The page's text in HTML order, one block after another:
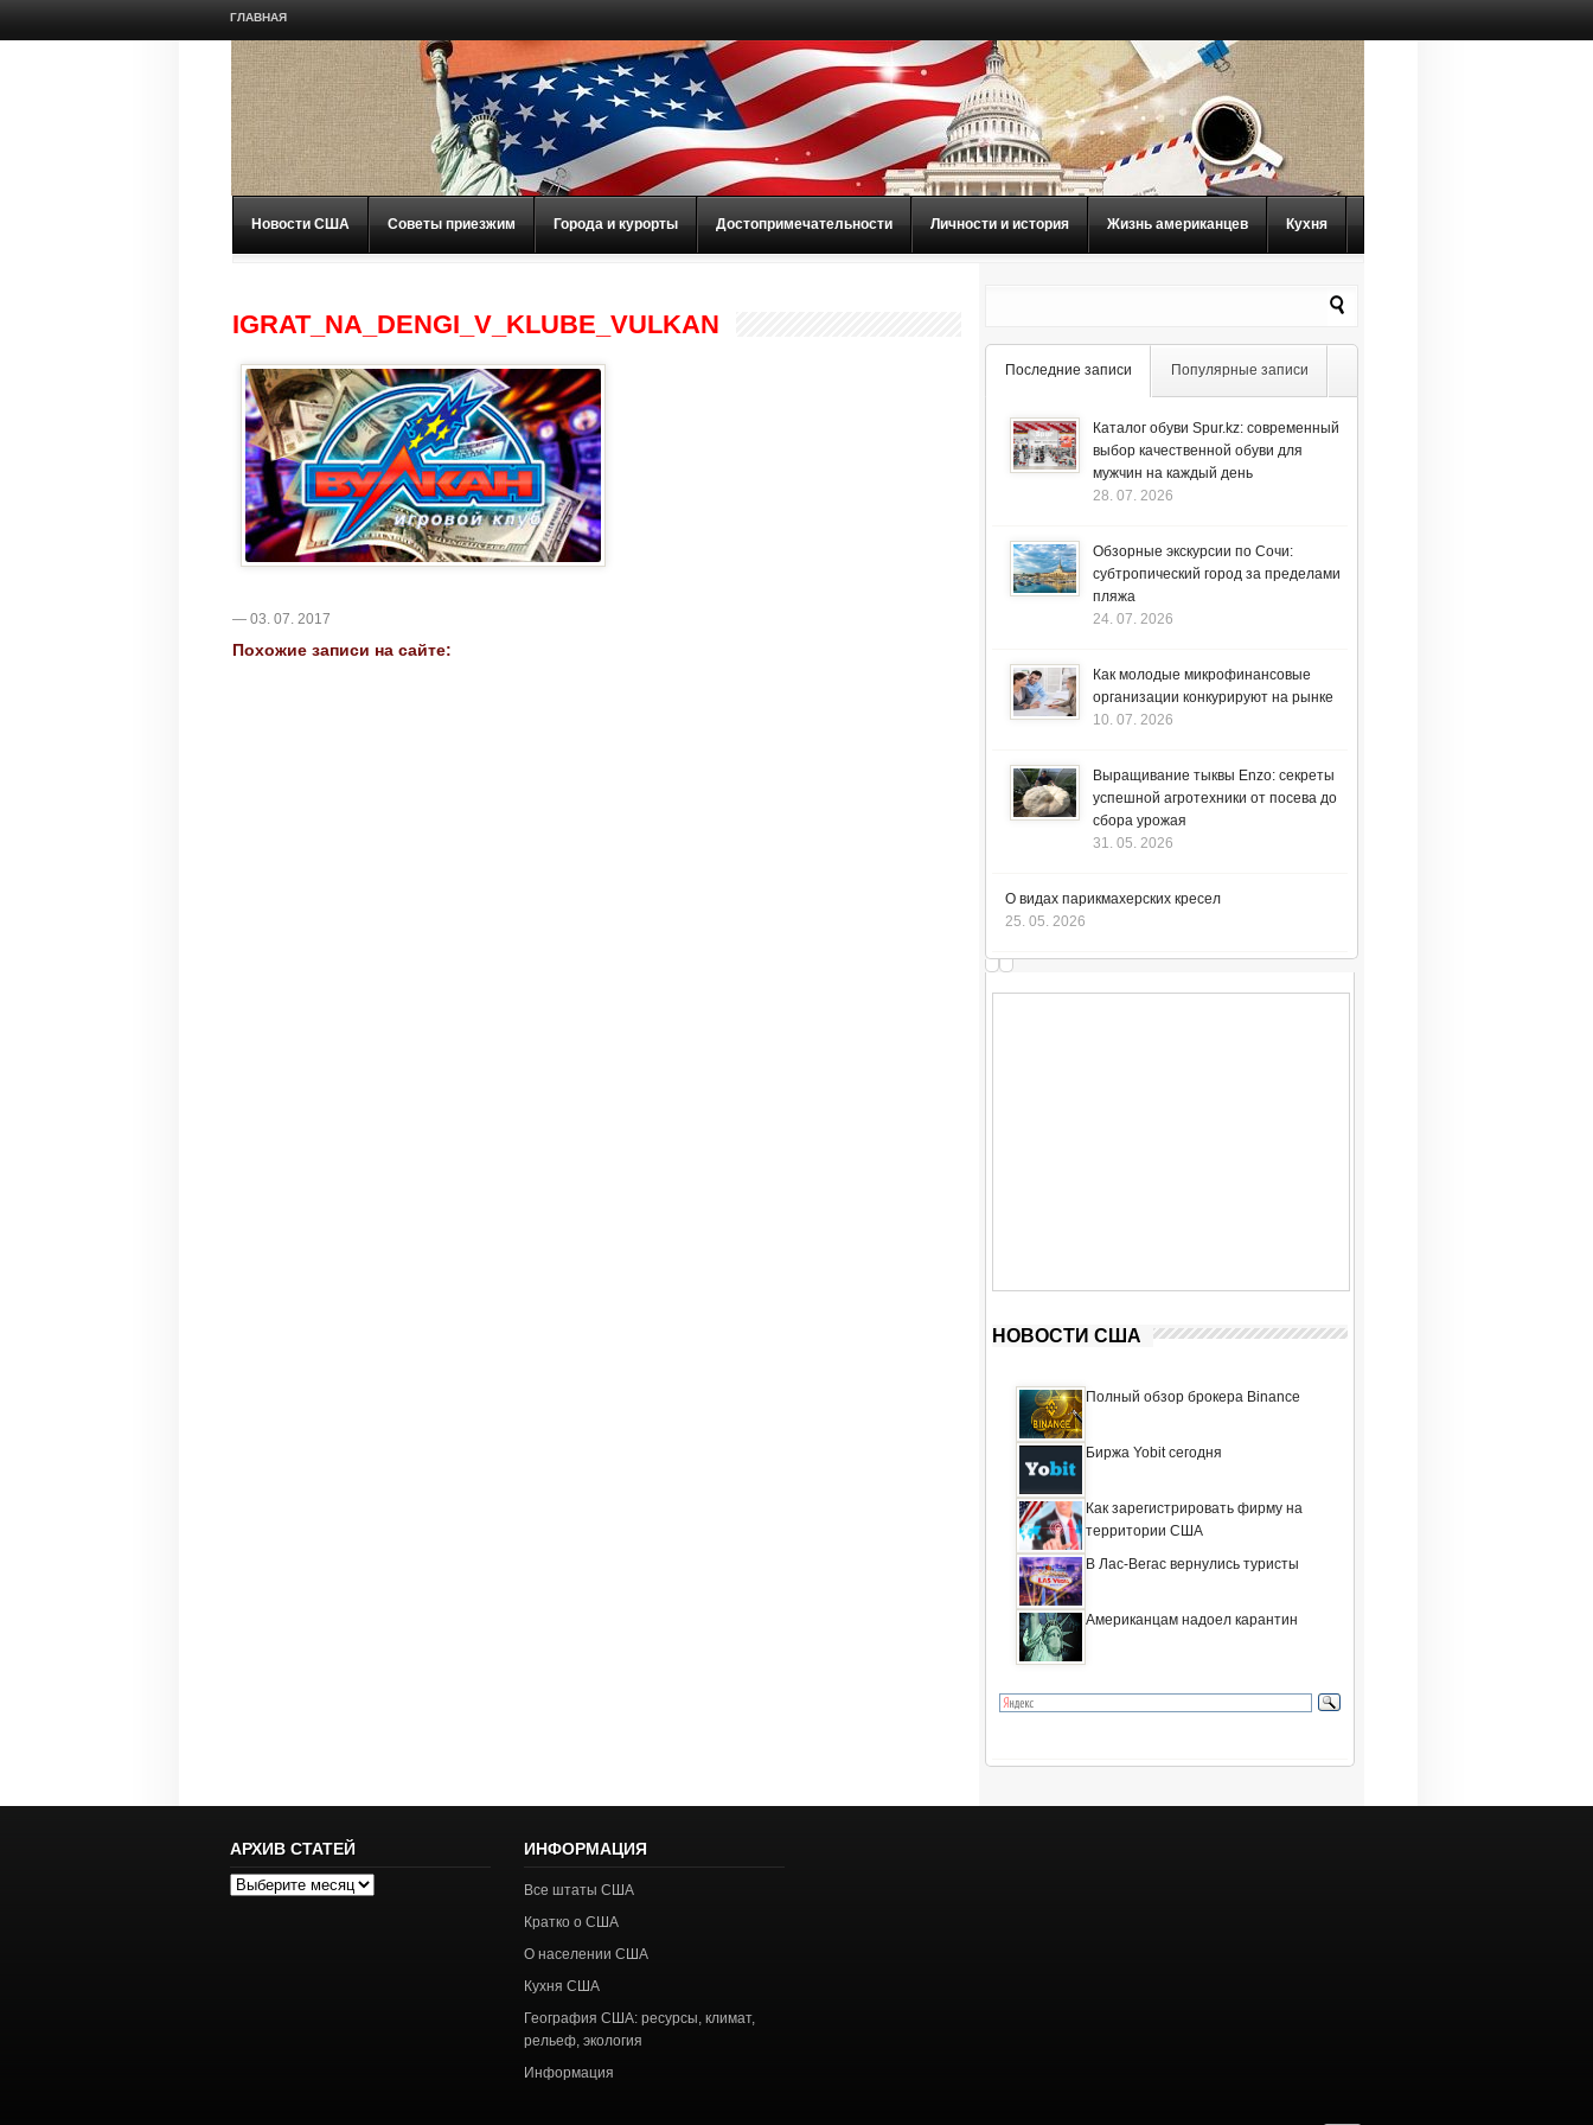
ГЛАВНАЯ
Новости США Советы приезжим Города и курорты Достопримечательности Личности и история Жизнь американцев Кухня
IGRAT_NA_DENGI_V_KLUBE_VULKAN
— 03. 07. 2017
Похожие записи на сайте:
Последние записи Популярные записи
Каталог обуви Spur.kz: современный
выбор качественной обуви для
мужчин на каждый день
28. 07. 2026
Обзорные экскурсии по Сочи:
субтропический город за пределами
пляжа
24. 07. 2026
Как молодые микрофинансовые
организации конкурируют на рынке
10. 07. 2026
Выращивание тыквы Enzo: секреты
успешной агротехники от посева до
сбора урожая
31. 05. 2026
О видах парикмахерских кресел
25. 05. 2026
НОВОСТИ США
Полный обзор брокера Binance
Биржа Yobit сегодня
Как зарегистрировать фирму на
территории США
В Лас-Вегас вернулись туристы
Американцам надоел карантин
АРХИВ СТАТЕЙ
Архив
ИНФОРМАЦИЯ
Все штаты США
Кратко о США
О населении США
Кухня США
География США: ресурсы, климат,
рельеф, экология
Информация